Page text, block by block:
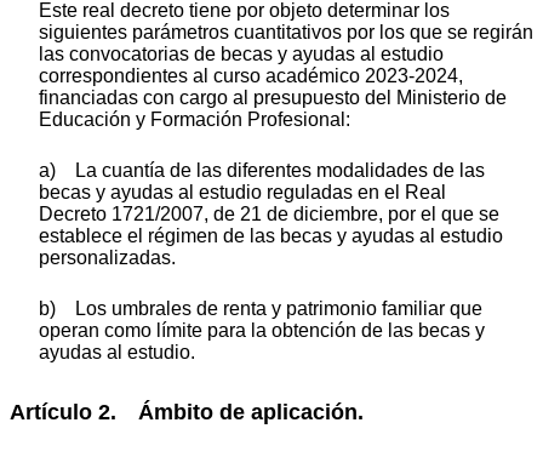
Este real decreto tiene por objeto determinar los
siguientes parámetros cuantitativos por los que se regirán
las convocatorias de becas y ayudas al estudio
correspondientes al curso académico 2023-2024,
financiadas con cargo al presupuesto del Ministerio de
Educación y Formación Profesional:
a) La cuantía de las diferentes modalidades de las
becas y ayudas al estudio reguladas en el Real
Decreto 1721/2007, de 21 de diciembre, por el que se
establece el régimen de las becas y ayudas al estudio
personalizadas.
b) Los umbrales de renta y patrimonio familiar que
operan como límite para la obtención de las becas y
ayudas al estudio.
Artículo 2. Ámbito de aplicación.